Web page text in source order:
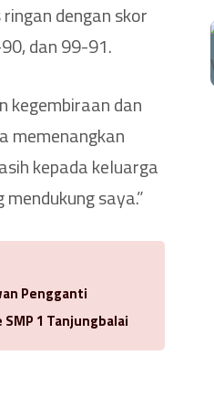
dengan skor
dan 99-91.
kegembiraan dan
memenangkan
kepada keluarga
saya.”
Pengganti
1 Tanjungbalai